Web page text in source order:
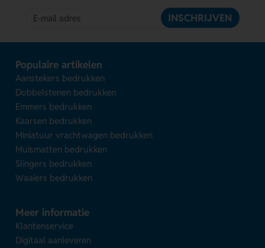
INSCHRIJVEN
Populaire artikelen
Aanstekers bedrukken
Dobbelstenen bedrukken
Emmers bedrukken
Kaarsen bedrukken
Miniatuur vrachtwagen bedrukken
Muismatten bedrukken
Slingers bedrukken
Waaiers bedrukken
Meer informatie
Klantenservice
Digitaal aanleveren